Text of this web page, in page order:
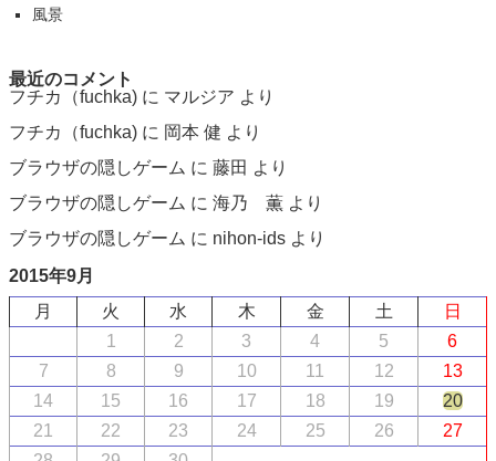
風景
最近のコメント
フチカ（fuchka) に マルジア より
フチカ（fuchka) に 岡本 健 より
ブラウザの隠しゲーム に 藤田 より
ブラウザの隠しゲーム に 海乃 薫 より
ブラウザの隠しゲーム に nihon-ids より
2015年9月
月
火 水 木 金 土
日
1
2 3 4 5
6
7
8 9 10 11 12
13
14
15 16 17 18 19
20
21
22 23 24 25 26
27